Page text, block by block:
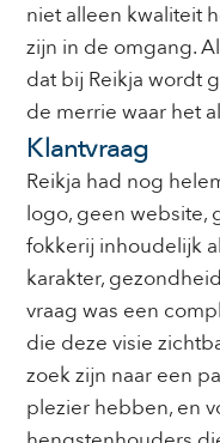
niet alleen kwaliteit
zijn in de omgang.
dat bij Reikja wordt
de merrie waar het
Klantvraag
Reikja had nog
logo, geen website,
fokkerij inhoudelijk
karakter,
vraag was een
die deze visie
zoek zijn naar een
plezier hebben, en